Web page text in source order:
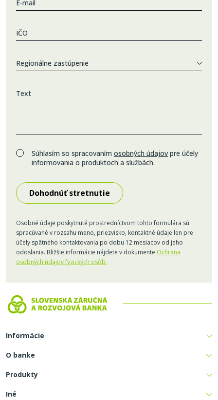
E-mail
IČO
Regionálne zastúpenie
Text
Súhlasím so spracovaním osobných údajov pre účely
informovania o produktoch a službách.
Osobné údaje poskytnuté prostredníctvom tohto formulára sú
spracúvané v rozsahu meno, priezvisko, kontaktné údaje len pre
účely spätného kontaktovania po dobu 12 mesiacov od jeho
odoslania. Bližšie informácie nájdete v dokumente Ochrana
osobných údajov fyzických osôb.
Informácie
O banke
Produkty
Iné